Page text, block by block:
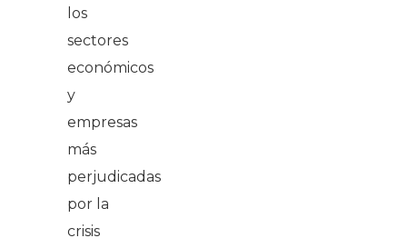
los
sectores
económicos
y
empresas
más
perjudicadas
por la
crisis